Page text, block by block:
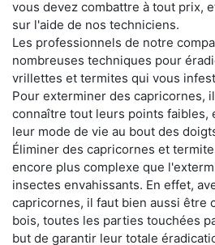
vous devez combattre à tout prix,
sur l'aide de nos techniciens.
Les professionnels de notre
nombreuses techniques pour
vrillettes et termites qui vous
Pour exterminer des capricornes,
connaître tout leurs points faibles,
leur mode de vie au bout des
Éliminer des capricornes et
encore plus complexe que
insectes envahissants. En effet,
capricornes, il faut bien aussi être
bois, toutes les parties touchées
but de garantir leur totale